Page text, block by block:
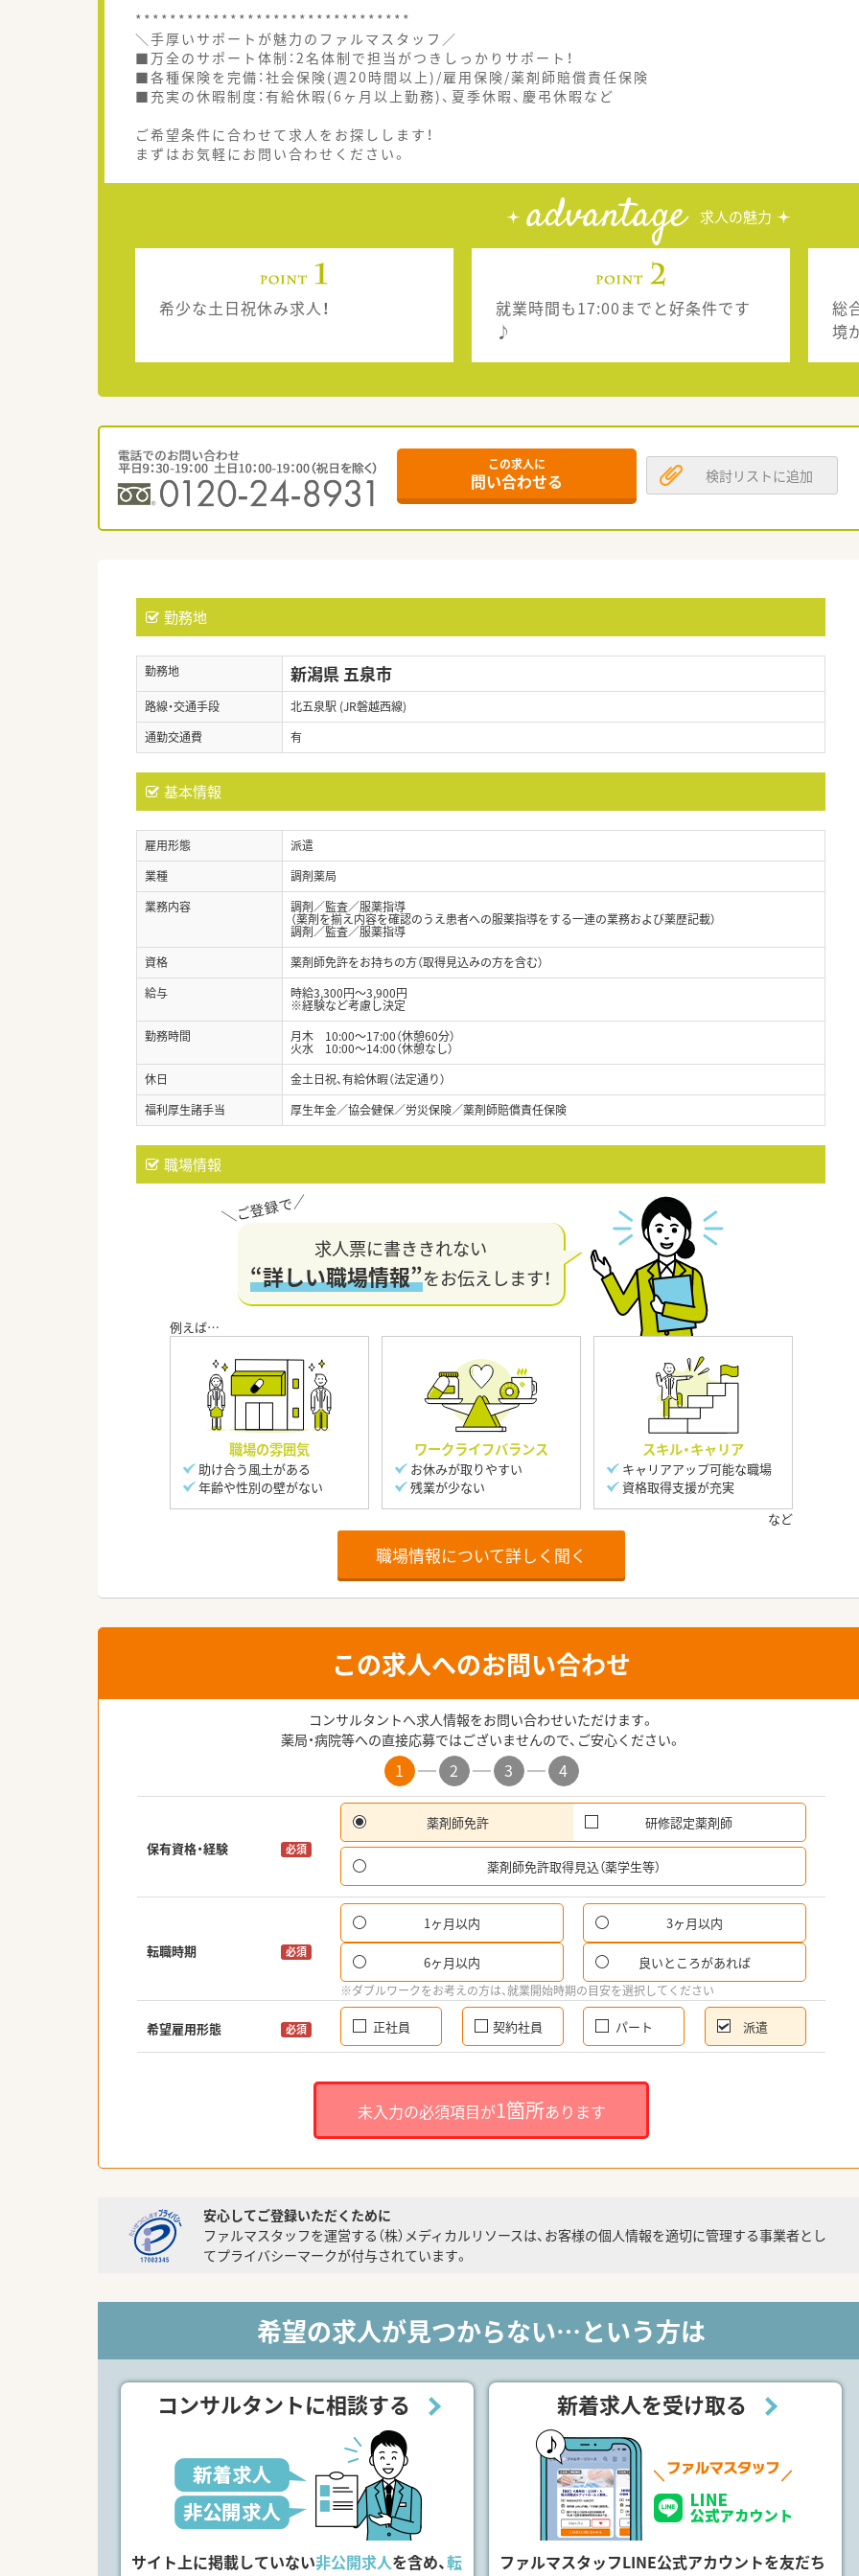
********************************
＼手厚いサポートが魅力のファルマスタッフ／
■万全のサポート体制：2名体制で担当がつきしっかりサポート！
■各種保険を完備：社会保険(週20時間以上)/雇用保険/薬剤師賠償責任保険
■充実の休暇制度：有給休暇(6ヶ月以上勤務)、夏季休暇、慶弔休暇など
ご希望条件に合わせて求人をお探しします！
まずはお気軽にお問い合わせください。
advantage 求人の魅力
希少な土日祝休み求人！
就業時間も17:00までと好条件です
♪
総
境
この求人に
問い合わせる 検討リストに追加
勤務地
勤務地 新潟県 五泉市
路線・交通手段
北五泉駅 (JR磐越西線)
通勤交通費
有
基本情報
雇用形態
派遣
業種
調剤薬局
業務内容
調剤／監査／服薬指導
（薬剤を揃え内容を確認のうえ患者への服薬指導をする一連の業務および薬歴記載）
調剤／監査／服薬指導
資格
薬剤師免許をお持ちの方（取得見込みの方を含む）
給与
時給3,300円～3,900円
※経験など考慮し決定
勤務時間
月木 10:00～17:00（休憩60分）
火水 10:00～14:00（休憩なし）
休日
金土日祝、有給休暇（法定通り）
福利厚生諸手当
厚生年金／協会健保／労災保険／薬剤師賠償責任保険
職場情報
求人票に書ききれない
“詳しい職場情報”をお伝えします！
職場の雰囲気
助け合う風土がある
年齢や性別の壁がない
ワークライフバランス
お休みが取りやすい
残業が少ない
スキル・キャリア
キャリアアップ可能な職場
資格取得支援が充実
職場情報について詳しく聞く
この求人へのお問い合わせ
コンサルタントへ求人情報をお問い合わせいただけます。
薬局・病院等への直接応募ではございませんので、ご安心ください。
1 2 3 4
保有資格・経験 必須
薬剤師免許 研修認定薬剤師
薬剤師免許取得見込（薬学生等）
転職時期 必須
1ヶ月以内 3ヶ月以内
6ヶ月以内 良いところがあれば
※ダブルワークをお考えの方は、就業開始時期の目安を選択してください
希望雇用形態 必須 正社員 契約社員 パート 派遣
未入力の必須項目が1箇所あります
安心してご登録いただくために
ファルマスタッフを運営する（株）メディカルリソースは、お客様の個人情報を適切に管理する事業者とし
てプライバシーマークが付与されています。
希望の求人が見つからない…という方は
コンサルタントに相談する
サイト上に掲載していない非公開求人を含め、転
新着求人を受け取る
ファルマスタッフLINE公式アカウントを友だち